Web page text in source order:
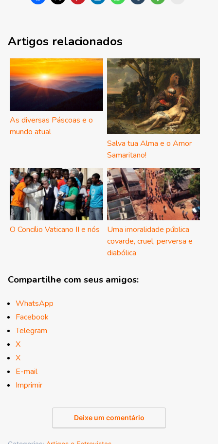
Artigos relacionados
As diversas Páscoas e o
mundo atual
Salva tua Alma e o Amor
Samaritano!
O Concílio Vaticano II e nós
Uma imoralidade pública
covarde, cruel, perversa e
diabólica
Compartilhe com seus amigos:
WhatsApp
Facebook
Telegram
X
X
E-mail
Imprimir
Deixe um comentário